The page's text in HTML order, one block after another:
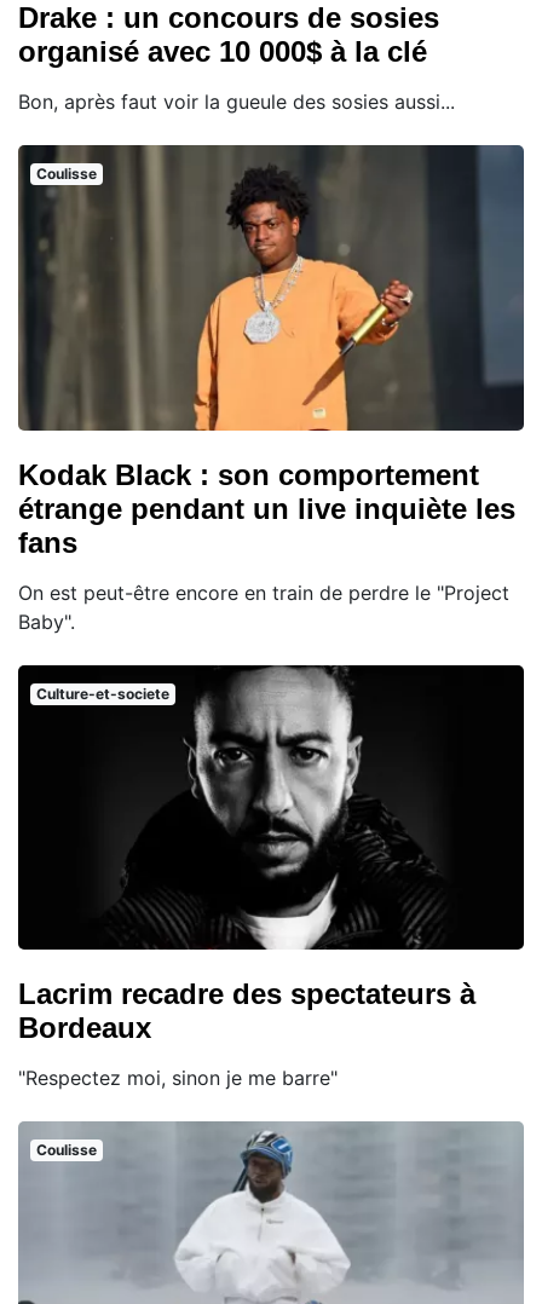
Drake : un concours de sosies
organisé avec 10 000$ à la clé
Bon, après faut voir la gueule des sosies aussi...
Coulisse
Kodak Black : son comportement
étrange pendant un live inquiète les
fans
On est peut-être encore en train de perdre le "Project
Baby".
Culture-et-societe
Lacrim recadre des spectateurs à
Bordeaux
"Respectez moi, sinon je me barre"
Coulisse